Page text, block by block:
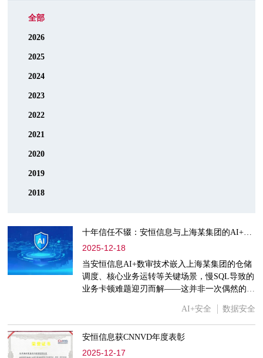
全部
2026
2025
2024
2023
2022
2021
2020
2019
2018
十年信任不辍：安恒信息与上海某集团的AI+数据安全协同实践
2025-12-18
当安恒信息AI+数审技术嵌入上海某集团的仓储
调度、核心业务运转等关键场景，慢SQL导致的
业务卡顿难题迎刃而解——这并非一次偶然的技
企业数字化转型愈发强调“业务与安全共生”的当
下，安恒信息的AI+数审方案，不仅成为集团维
持效能与安全平衡的核心抓手，更折射出老客户
十年如一日选择背后的深层逻辑：从传统数据库
AI+安全 数据安全
安恒信息获CNNVD年度表彰
2025-12-17